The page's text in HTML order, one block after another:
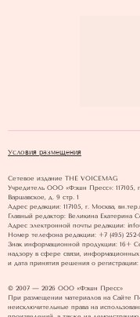
Условия размещения
Сетевое издание THE VOICEMAG
Учредитель ООО «Фэшн Пресс»: 117105,
Варшавское, д. 9 стр. 1
Адрес редакции: 117105, г. Москва,
Главный редактор: Великина Екатерина
Адрес электронной почты редакции:
Номер телефона редакции: +7 (495) 252-
Знак информационной продукции: 16+
надзору в сфере связи,
и дата принятия решения о
© 2007 — 2026 ООО «Фэшн Пресс»
При размещении материалов на Сайте
неисключительные права на